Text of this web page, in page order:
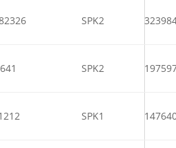
SPK2
SPK2
SPK1